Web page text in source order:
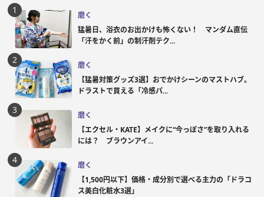
磨く
猛暑日、浴衣のお出かけも怖くない！ マンダム直伝
「汗をかく前」の制汗剤テク...
磨く
【猛暑対策グッズ3選】おでかけシーンのマストハブ。
ドラストで買える「冷感パ...
磨く
【エクセル・KATE】メイクに“今っぽさ”を取り入れる
には？ ブラウンアイ...
磨く
【1,500円以下】価格・成分別で選べる主力の「ドラコ
ス美白化粧水3選」